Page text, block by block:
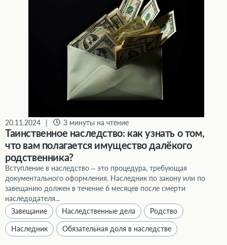
20.11.2024 | 3 минуты на чтение
Таинственное наследство: как узнать о том,
что вам полагается имущество далёкого
родственника?
Вступление в наследство – это процедура, требующая
документального оформления. Наследник по закону или по
завещанию должен в течение 6 месяцев после смерти
наследодателя...
Завещание
Наследственные дела Родство
Наследник Обязательная доля в наследстве